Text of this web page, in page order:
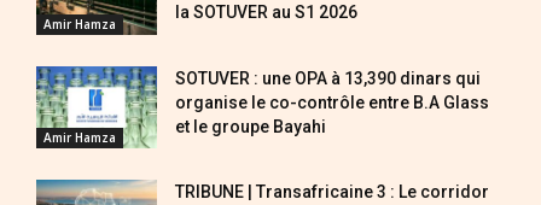
Amir Hamza
la SOTUVER au S1 2026
Amir Hamza
SOTUVER : une OPA à 13,390 dinars qui
organise le co-contrôle entre B.A Glass
et le groupe Bayahi
TRIBUNE | Transafricaine 3 : Le corridor